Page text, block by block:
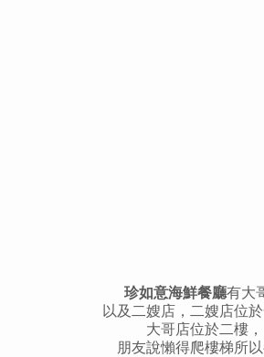
珍如意海鮮餐廳有大
以及二嫂店，二嫂店位於
大哥店位於二樓，
朋友說懶得爬樓梯所